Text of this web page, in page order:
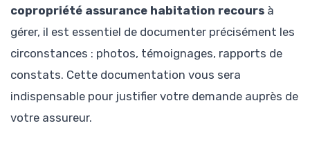
copropriété assurance habitation recours à
gérer, il est essentiel de documenter précisément les
circonstances : photos, témoignages, rapports de
constats. Cette documentation vous sera
indispensable pour justifier votre demande auprès de
votre assureur.